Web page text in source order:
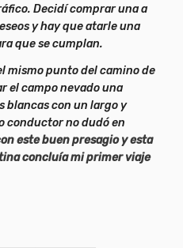
Decidí comprar una a
y hay que atarle una
que se cumplan.
mismo punto del camino de
el campo nevado una
blancas con un largo y
conductor no dudó en
este buen presagio y esta
concluía mi primer viaje